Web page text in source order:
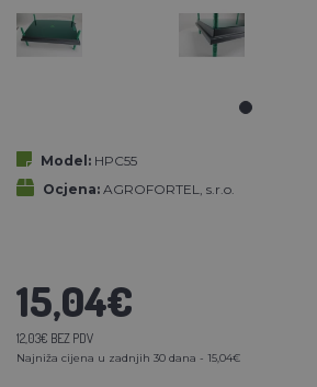
Model: HPC55
Ocjena: AGROFORTEL, s.r.o.
15,04€
12,03€ BEZ PDV
Najniža cijena u zadnjih 30 dana - 15,04€